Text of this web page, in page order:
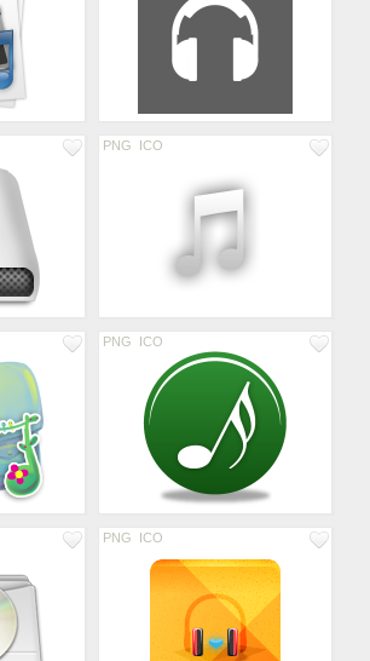
PNG ICO
PNG ICO
PNG ICO